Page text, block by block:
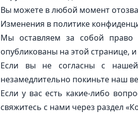
Вы можете в любой момент
Изменения в политике
Мы оставляем за собой право
опубликованы на этой странице,
Если вы не согласны с нашей
незамедлительно покиньте наш
Если у вас есть какие-либо
свяжитесь с нами через раздел